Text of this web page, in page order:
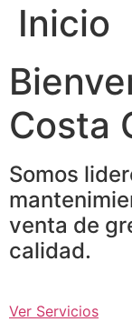
Inicio
Costa
Somos
venta de
calidad.
Ver Servicios